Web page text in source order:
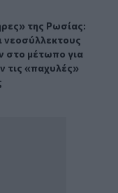
της Ρωσίας:
της Ρωσίας:
νεοσύλλεκτους
στο μέτωπο για
τις «παχυλές»